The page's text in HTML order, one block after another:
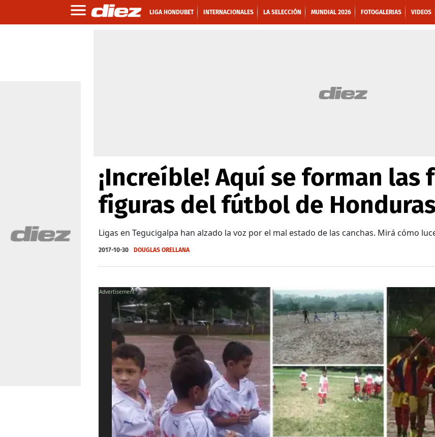
LIGA HONDUBET INTERNACIONALES LA SELECCIÓN MUNDIAL 2026 FOTOGALERIAS VIDEOS
¡Increíble! Aquí se forman las
figuras del fútbol de
Ligas en Tegucigalpa han alzado la voz por el mal estado de las canchas. Mirá cómo
2017-10-30 DOUGLAS ORELLANA
X